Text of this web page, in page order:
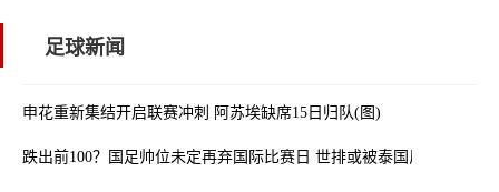
足球新闻
申花重新集结开启联赛冲刺 阿苏埃缺席15日归队(图)
跌出前100？国足帅位未定再弃国际比赛日 世排或被泰国反超